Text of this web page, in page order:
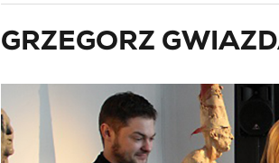
GRZEGORZ